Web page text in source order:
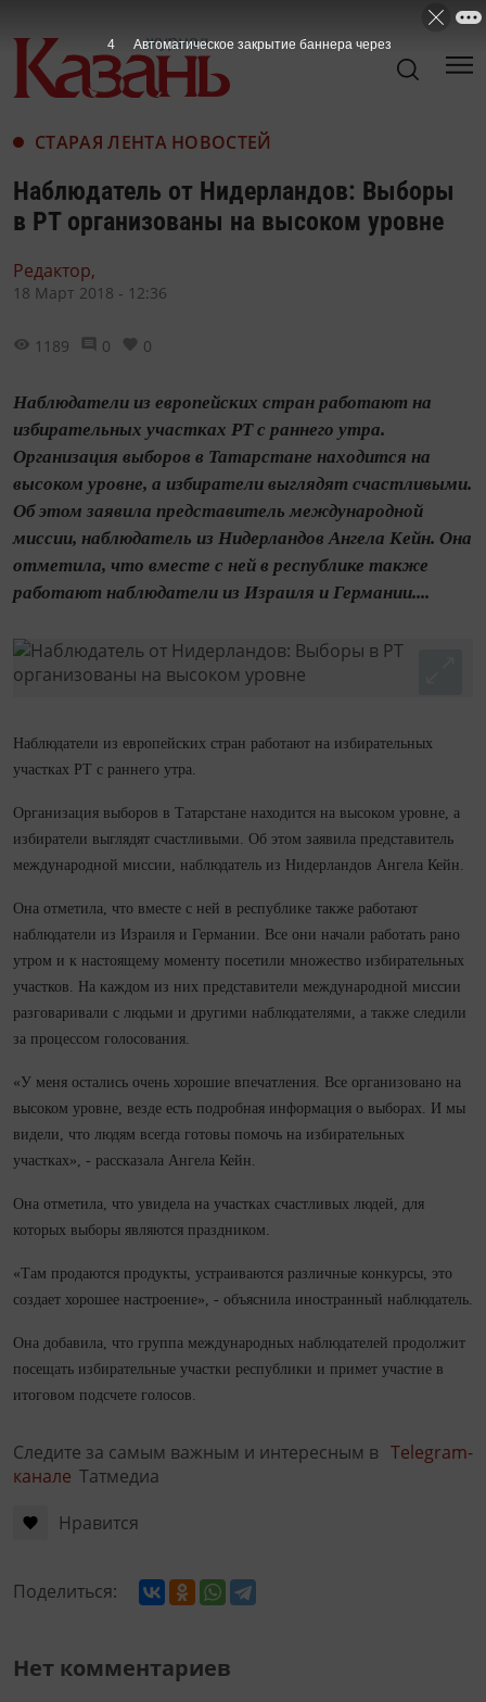
СТАРАЯ ЛЕНТА НОВОСТЕЙ
Наблюдатель от Нидерландов: Выборы
в РТ организованы на высоком уровне
Редактор,
18 Март 2018 - 12:36
1189 0 0
Наблюдатели из европейских стран работают на
избирательных участках РТ с раннего утра.
Организация выборов в Татарстане находится на
высоком уровне, а избиратели выглядят счастливыми.
Об этом заявила представитель международной
миссии, наблюдатель из Нидерландов Ангела Кейн. Она
отметила, что вместе с ней в республике также
работают наблюдатели из Израиля и Германии....
Наблюдатели из европейских стран работают на избирательных
участках РТ с раннего утра.
Организация выборов в Татарстане находится на высоком уровне, а
избиратели выглядят счастливыми. Об этом заявила представитель
международной миссии, наблюдатель из Нидерландов Ангела Кейн.
Она отметила, что вместе с ней в республике также работают
наблюдатели из Израиля и Германии. Все они начали работать рано
утром и к настоящему моменту посетили множество избирательных
участков. На каждом из них представители международной миссии
разговаривали с людьми и другими наблюдателями, а также следили
за процессом голосования.
«У меня остались очень хорошие впечатления. Все организовано на
высоком уровне, везде есть подробная информация о выборах. И мы
видели, что людям всегда готовы помочь на избирательных
участках», - рассказала Ангела Кейн.
Она отметила, что увидела на участках счастливых людей, для
которых выборы являются праздником.
«Там продаются продукты, устраиваются различные конкурсы, это
создает хорошее настроение», - объяснила иностранный наблюдатель.
Она добавила, что группа международных наблюдателей продолжит
посещать избирательные участки республики и примет участие в
итоговом подсчете голосов.
Следите за самым важным и интересным в Telegram-
канале Татмедиа
Нравится
Поделиться:
Нет комментариев
3 Автоматическое закрытие баннера через